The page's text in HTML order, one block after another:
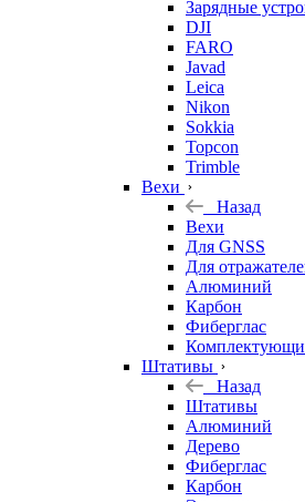
Зарядные
DJI
FARO
Javad
Leica
Nikon
Sokkia
Topcon
Trimble
Вехи
Назад
Вехи
Для GNSS
Для
Алюминий
Карбон
Фиберглас
Штативы
Назад
Штативы
Алюминий
Дерево
Фиберглас
Карбон